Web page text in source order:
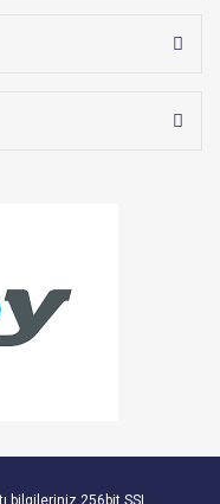
bilgileriniz 256bit SSL